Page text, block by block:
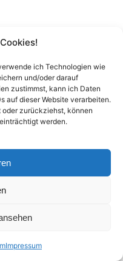
ich Technologien wie
und/oder darauf
zustimmst, kann ich Daten
auf dieser Website verarbeiten.
zurückziehst, können
werden.
Impressum